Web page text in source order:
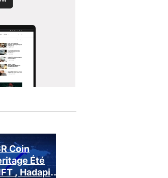
Coin
Été
, Hadapi